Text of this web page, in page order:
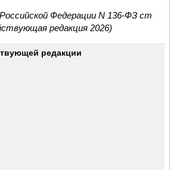
Федерации N 136-ФЗ ст
редакция 2026)
редакции